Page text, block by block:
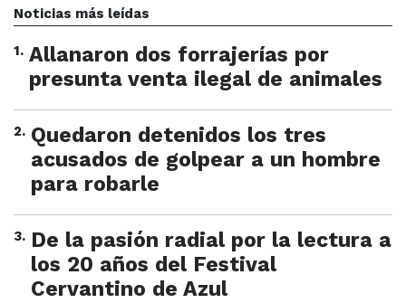
Noticias más leídas
1. Allanaron dos forrajerías por
presunta venta ilegal de animales
2. Quedaron detenidos los tres
acusados de golpear a un hombre
para robarle
3. De la pasión radial por la lectura a
los 20 años del Festival
Cervantino de Azul